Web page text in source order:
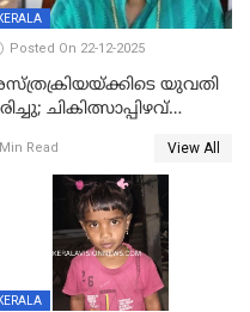
KERALA
Posted On 22-12-2025
യുവതി
ചികിത്സാപ്പിഴവ്
മാവേലിക്കരയിൽ
Read View All
KERALA